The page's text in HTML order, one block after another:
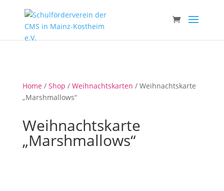
Home/ Shop / Weihnachtskarten / Weihnachtskarte
„Marshmallows“
Weihnachtskarte
„Marshmallows“